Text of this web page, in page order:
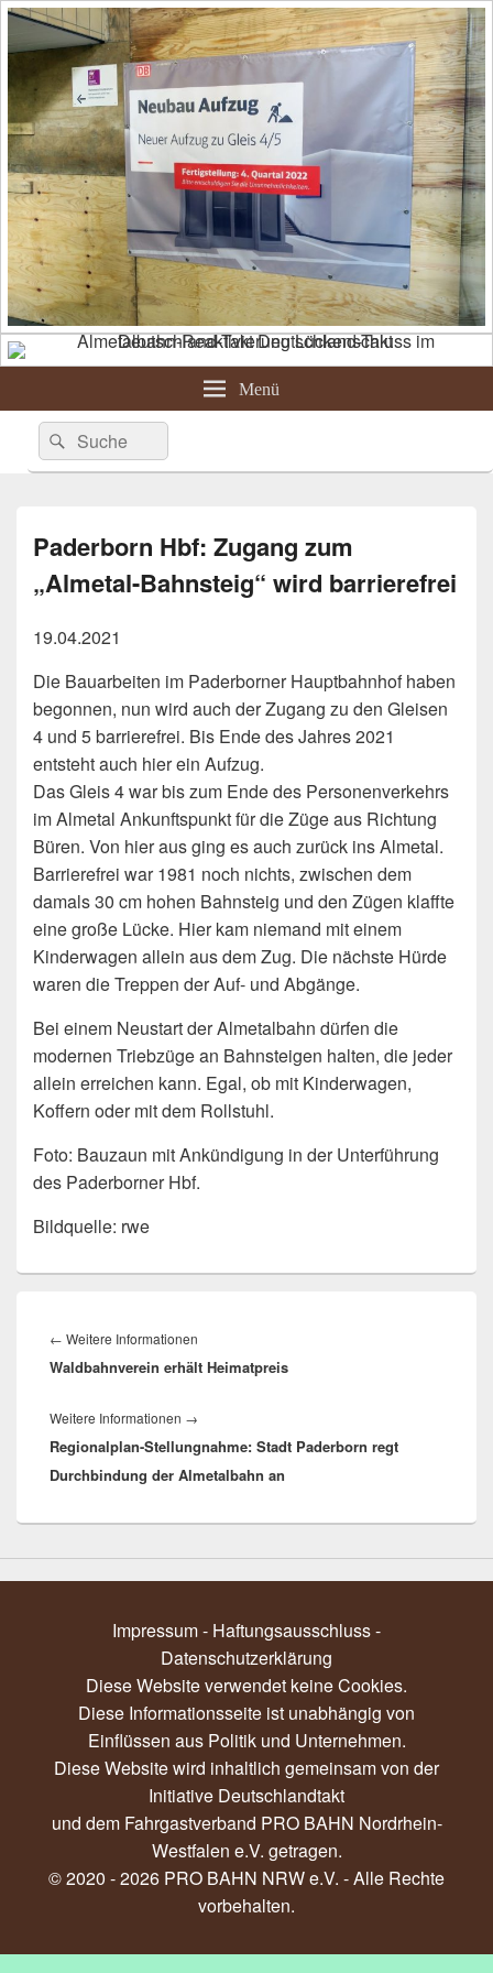
Menü
Suche
nach:
Suchen
Paderborn Hbf: Zugang zum
„Almetal-Bahnsteig“ wird barrierefrei
19.04.2021
Die Bauarbeiten im Paderborner Hauptbahnhof haben
begonnen, nun wird auch der Zugang zu den Gleisen
4 und 5 barrierefrei. Bis Ende des Jahres 2021
entsteht auch hier ein Aufzug.
Das Gleis 4 war bis zum Ende des Personenverkehrs
im Almetal Ankunftspunkt für die Züge aus Richtung
Büren. Von hier aus ging es auch zurück ins Almetal.
Barrierefrei war 1981 noch nichts, zwischen dem
damals 30 cm hohen Bahnsteig und den Zügen klaffte
eine große Lücke. Hier kam niemand mit einem
Kinderwagen allein aus dem Zug. Die nächste Hürde
waren die Treppen der Auf- und Abgänge.
Bei einem Neustart der Almetalbahn dürfen die
modernen Triebzüge an Bahnsteigen halten, die jeder
allein erreichen kann. Egal, ob mit Kinderwagen,
Koffern oder mit dem Rollstuhl.
Foto: Bauzaun mit Ankündigung in der Unterführung
des Paderborner Hbf.
Bildquelle: rwe
← Weitere Informationen
Beitrag:
Waldbahnverein erhält Heimatpreis
Weitere Informationen →
Beitrag:
Regionalplan-Stellungnahme: Stadt Paderborn regt
Durchbindung der Almetalbahn an
Impressum - Haftungsausschluss-
Datenschutzerklärung
Diese Website verwendet keine Cookies.
Diese Informationsseite ist unabhängig von
Einflüssen aus Politik und Unternehmen.
Diese Website wird inhaltlich gemeinsam von der
Initiative Deutschlandtakt
und dem Fahrgastverband PRO BAHN Nordrhein-
Westfalen e.V. getragen.
© 2020 - 2026 PRO BAHN NRW e.V. - Alle Rechte
vorbehalten.